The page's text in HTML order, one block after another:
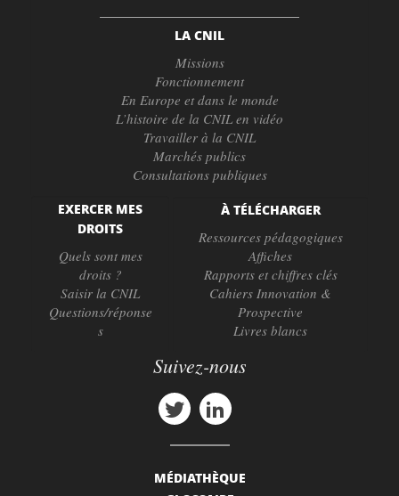
LA CNIL
Missions
Fonctionnement
En Europe et dans le monde
L’histoire de la CNIL en vidéo
Travailler à la CNIL
Marchés publics
Consultations publiques
EXERCER MES
DROITS
Quels sont mes
droits ?
Saisir la CNIL
Questions/réponse
s
À TÉLÉCHARGER
Ressources pédagogiques
Affiches
Rapports et chiffres clés
Cahiers Innovation &
Prospective
Livres blancs
Suivez-nous
MÉDIATHÈQUE